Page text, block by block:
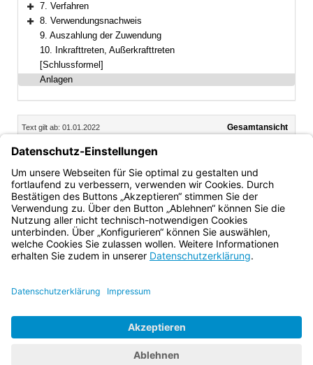
Bereich erweitern
7. Verfahren
Bereich erweitern
8. Verwendungsnachweis
9. Auszahlung der Zuwendung
10. Inkrafttreten, Außerkrafttreten
[Schlussformel]
Anlagen
Inhalt
Text gilt ab: 01.01.2022
Gesamtansicht
Download
DruckenVorheriges
Anlagen
Anlage: Übersicht der zuwendungsfähigen Ausgaben
(zu Nr. 5.2)
Bayern.de
BayernPortal
Impressum